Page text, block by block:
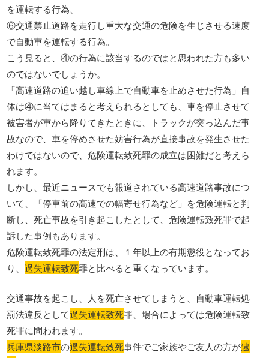
を運転する行為、
⑥交通禁止道路を走行し重大な交通の危険を生じさせる速度
で自動車を運転する行為。
こう見ると、④の行為に該当するのではと思われた方も多い
のではないでしょうか。
「高速道路の追い越し車線上で自動車を止めさせた行為」自
体は④に当てはまると考えられるとしても、車を停止させて
被害者が車から降りてきたときに、トラックが突っ込んだ事
故なので、車を停めさせた妨害行為が直接事故を発生させた
わけではないので、危険運転致死罪の成立は困難だと考えら
れます。
しかし、最近ニュースでも報道されている高速道路事故につ
いて、「停車前の高速での幅寄せ行為など」を危険運転と判
断し、死亡事故を引き起こしたとして、危険運転致死罪で起
訴した事例もあります。
危険運転致死罪の法定刑は、１年以上の有期懲役となってお
り、過失運転致死罪と比べると重くなっています。
交通事故を起こし、人を死亡させてしまうと、自動車運転処
罰法違反として過失運転致死罪、場合によっては危険運転致
死罪に問われます。
兵庫県淡路市の過失運転致死事件でご家族やご友人の方が逮